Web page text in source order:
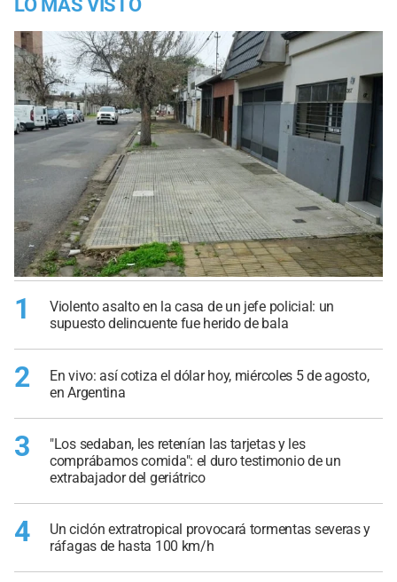
LO MÁS VISTO
1
Violento asalto en la casa de un jefe policial: un
supuesto delincuente fue herido de bala
2
En vivo: así cotiza el dólar hoy, miércoles 5 de agosto,
en Argentina
3
"Los sedaban, les retenían las tarjetas y les
comprábamos comida": el duro testimonio de un
extrabajador del geriátrico
4
Un ciclón extratropical provocará tormentas severas y
ráfagas de hasta 100 km/h